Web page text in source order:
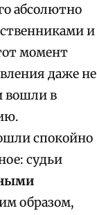
абсолютно
и
момент
даже не
вошли в
спокойно
судьи
образом,